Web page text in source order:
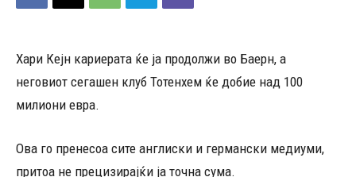
Хари Кејн кариерата ќе ја продолжи во Баерн, а
неговиот сегашен клуб Тотенхем ќе добие над 100
милиони евра.
Ова го пренесоа сите англиски и германски медиуми,
притоа не прецизирајќи ја точна сума.